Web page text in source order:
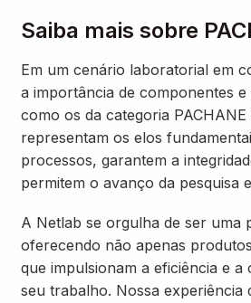
Saiba mais sobre
Em um cenário laboratorial em
a importância de componentes e
como os da categoria PACHANE
representam os elos
processos, garantem a
permitem o avanço da pesquisa
A Netlab se orgulha de ser uma
oferecendo não apenas
que impulsionam a eficiência e a
seu trabalho. Nossa experiência